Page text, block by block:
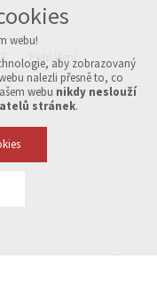
Přihlášení
Vytvořeno v xart.cz
webu!
aby zobrazovaný
nalezli přesně to, co
webu nikdy neslouží
stránek.